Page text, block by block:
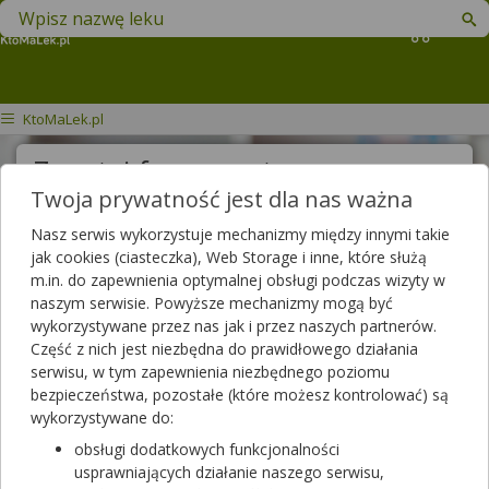
Koszyk
Znajdź lek w swojej okolicy
KtoMaLek.pl
Zapytaj farmaceutę
Treść pytania
Wyślij pytanie
Pytania do farmaceutów
Wszystkie pytania
Szukaj w zadanych już pytaniach
Twoja prywatność jest dla nas ważna
Nasz serwis wykorzystuje mechanizmy między innymi takie
jak cookies (ciasteczka), Web Storage i inne, które służą
m.in. do zapewnienia optymalnej obsługi podczas wizyty w
naszym serwisie. Powyższe mechanizmy mogą być
wykorzystywane przez nas jak i przez naszych partnerów.
Część z nich jest niezbędna do prawidłowego działania
serwisu, w tym zapewnienia niezbędnego poziomu
bezpieczeństwa, pozostałe (które możesz kontrolować) są
wykorzystywane do:
obsługi dodatkowych funkcjonalności
usprawniających działanie naszego serwisu,